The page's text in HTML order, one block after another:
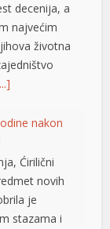
decenija, a
najvećim
životna
nakon
Ćirilični
novih
je
stazama i